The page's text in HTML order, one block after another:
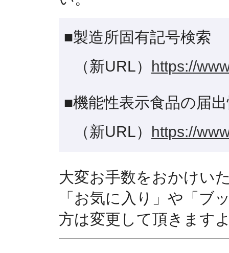
■製造所固有記号検索
（新URL） https://
■機能性表示食品の届
（新URL） https://
大変お手数をおかけい
「お気に入り」や「ブ
方は変更して頂きます